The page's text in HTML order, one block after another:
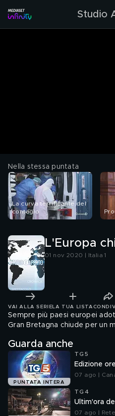
Studio
Nella stessa puntata
La curva terrificante del
contagio
L'Europa
01 nov 2020 | Italia 1
VAI ALLA SERIE LA TUA LISTA
Sempre più paesi europei
Gran Bretagna chiude per un
Guarda anche
PUNTATA INTERA
TG5
Edizione
07 ago |
TG4
Ultim'ora
07 ago |